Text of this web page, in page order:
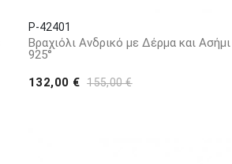
P-42401
Βραχιόλι Ανδρικό με Δέρμα και Ασήμι
925°
132,00 € 155,00 €